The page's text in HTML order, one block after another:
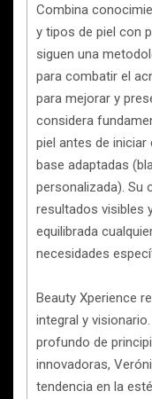
Combina
y tipos de piel con
siguen una
para combatir el
para mejorar y
considera
piel antes de iniciar
base adaptadas
personalizada). Su
resultados visibles
equilibrada
necesidades
Beauty Xperience
integral y
profundo de
innovadoras,
tendencia en la